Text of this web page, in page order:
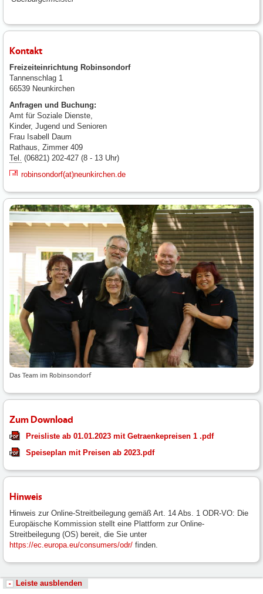
Kontakt
Freizeiteinrichtung Robinsondorf
Tannenschlag 1
66539 Neunkirchen
Anfragen und Buchung:
Amt für Soziale Dienste,
Kinder, Jugend und Senioren
Frau Isabell Daum
Rathaus, Zimmer 409
Tel. (06821) 202-427 (8 - 13 Uhr)
robinsondorf(at)neunkirchen.de
Das Team im Robinsondorf
Zum Download
Preisliste ab 01.01.2023 mit Getraenkepreisen 1 .pdf
Speiseplan mit Preisen ab 2023.pdf
Hinweis
Hinweis zur Online-Streitbeilegung gemäß Art. 14 Abs. 1 ODR-VO: Die
Europäische Kommission stellt eine Plattform zur Online-
Streitbeilegung (OS) bereit, die Sie unter
https://ec.europa.eu/consumers/odr/ finden.
Leiste ausblenden